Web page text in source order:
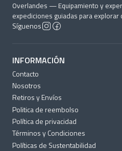
Overlandes — Equipamiento y
expediciones guiadas para
Síguenos
INFORMACIÓN
Contacto
Nosotros
Retiros y Envíos
Politica de reembolso
Política de privacidad
Términos y Condiciones
Políticas de Sustentabilidad